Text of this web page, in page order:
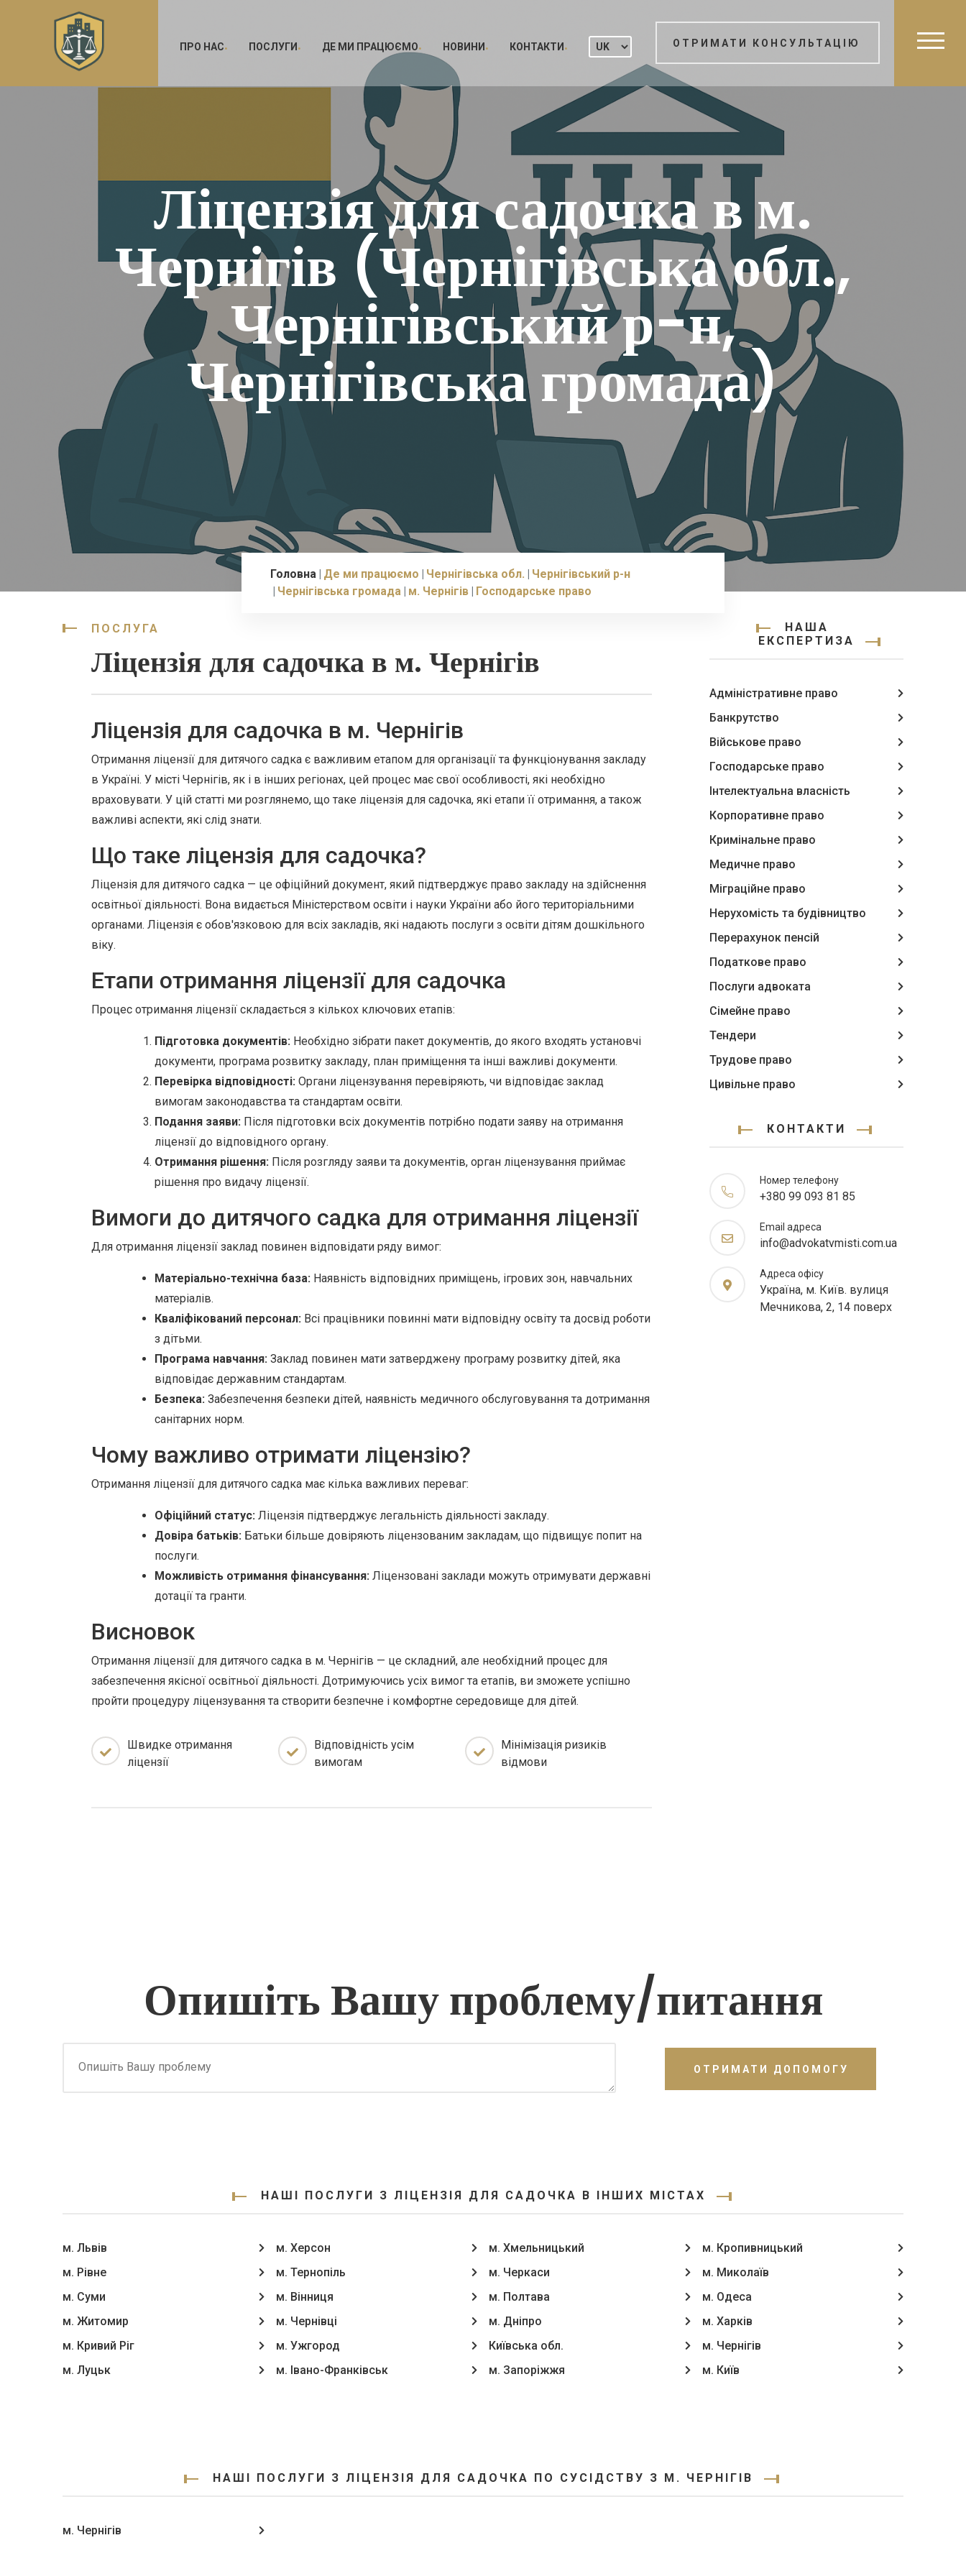
ПРО НАС ПОСЛУГИ ДЕ МИ ПРАЦЮЄМО НОВИНИ КОНТАКТИ ОТРИМАТИ КОНСУЛЬТАЦІЮ
Ліцензія для садочка в м.
Чернігів (Чернігівська обл.,
Чернігівський р-н,
Чернігівська громада)
Головна Де ми працюємо Чернігівська обл.
Чернігівський р-н
Чернігівська громада м. Чернігів Господарське право
ПОСЛУГА
Ліцензія для садочка в м. Чернігів
Ліцензія для садочка в м. Чернігів
Отримання ліцензії для дитячого садка є важливим етапом для організації та функціонування закладу
в Україні. У місті Чернігів, як і в інших регіонах, цей процес має свої особливості, які необхідно
враховувати. У цій статті ми розглянемо, що таке ліцензія для садочка, які етапи її отримання, а також
важливі аспекти, які слід знати.
Що таке ліцензія для садочка?
Ліцензія для дитячого садка — це офіційний документ, який підтверджує право закладу на здійснення
освітньої діяльності. Вона видається Міністерством освіти і науки України або його територіальними
органами. Ліцензія є обов'язковою для всіх закладів, які надають послуги з освіти дітям дошкільного
віку.
Етапи отримання ліцензії для садочка
Процес отримання ліцензії складається з кількох ключових етапів:
Підготовка документів: Необхідно зібрати пакет документів, до якого входять установчі
документи, програма розвитку закладу, план приміщення та інші важливі документи.
Перевірка відповідності: Органи ліцензування перевіряють, чи відповідає заклад
вимогам законодавства та стандартам освіти.
Подання заяви: Після підготовки всіх документів потрібно подати заяву на отримання
ліцензії до відповідного органу.
Отримання рішення: Після розгляду заяви та документів, орган ліцензування приймає
рішення про видачу ліцензії.
Вимоги до дитячого садка для отримання ліцензії
Для отримання ліцензії заклад повинен відповідати ряду вимог:
Матеріально-технічна база: Наявність відповідних приміщень, ігрових зон, навчальних
матеріалів.
Кваліфікований персонал: Всі працівники повинні мати відповідну освіту та досвід роботи
з дітьми.
Програма навчання: Заклад повинен мати затверджену програму розвитку дітей, яка
відповідає державним стандартам.
Безпека: Забезпечення безпеки дітей, наявність медичного обслуговування та дотримання
санітарних норм.
Чому важливо отримати ліцензію?
Отримання ліцензії для дитячого садка має кілька важливих переваг:
Офіційний статус: Ліцензія підтверджує легальність діяльності закладу.
Довіра батьків: Батьки більше довіряють ліцензованим закладам, що підвищує попит на
послуги.
Можливість отримання фінансування: Ліцензовані заклади можуть отримувати державні
дотації та гранти.
Висновок
Отримання ліцензії для дитячого садка в м. Чернігів — це складний, але необхідний процес для
забезпечення якісної освітньої діяльності. Дотримуючись усіх вимог та етапів, ви зможете успішно
пройти процедуру ліцензування та створити безпечне і комфортне середовище для дітей.
Швидке отримання
ліцензії
Відповідність усім
вимогам
Мінімізація ризиків
відмови
НАША
ЕКСПЕРТИЗА
Адміністративне право
Банкрутство
Військове право
Господарське право
Інтелектуальна власність
Корпоративне право
Кримінальне право
Медичне право
Міграційне право
Нерухомість та будівництво
Перерахунок пенсій
Податкове право
Послуги адвоката
Сімейне право
Тендери
Трудове право
Цивільне право
КОНТАКТИ
Номер телефону
+380 99 093 81 85
Email адреса
info@advokatvmisti.com.ua
Адреса офісу
Україна, м. Київ. вулиця
Мечникова, 2, 14 поверх
Опишіть Вашу проблему/питання
ОТРИМАТИ ДОПОМОГУ
НАШІ ПОСЛУГИ З ЛІЦЕНЗІЯ ДЛЯ САДОЧКА В ІНШИХ МІСТАХ
м. Львів
м. Рівне
м. Суми
м. Житомир
м. Кривий Ріг
м. Луцьк
м. Херсон
м. Тернопіль
м. Вінниця
м. Чернівці
м. Ужгород
м. Івано-Франківськ
м. Хмельницький
м. Черкаси
м. Полтава
м. Дніпро
Київська обл.
м. Запоріжжя
м. Кропивницький
м. Миколаїв
м. Одеса
м. Харків
м. Чернігів
м. Київ
НАШІ ПОСЛУГИ З ЛІЦЕНЗІЯ ДЛЯ САДОЧКА ПО СУСІДСТВУ З М. ЧЕРНІГІВ
м. Чернігів